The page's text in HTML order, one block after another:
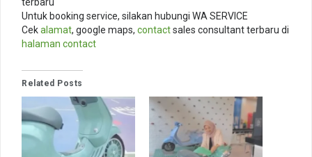
terbaru
Untuk booking service, silakan hubungi WA SERVICE
Cekalamat, google maps, contactsales consultant terbaru di
halaman contact
Related Posts